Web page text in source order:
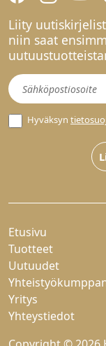
Liity
niin saat
Uutiskirje
Hyväksyn
Etusivu
Tuotteet
Uutuudet
Yritys
Yhteystiedot